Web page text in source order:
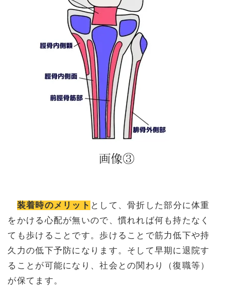
装着時のメリット として、骨折した部分に体重
をかける心配が無いので、慣れれば何も持たなく
ても歩けることです。歩けることで筋力低下や持
久力の低下予防になります。そして早期に退院す
ることが可能になり、社会との関わり（復職等）
が保てます。